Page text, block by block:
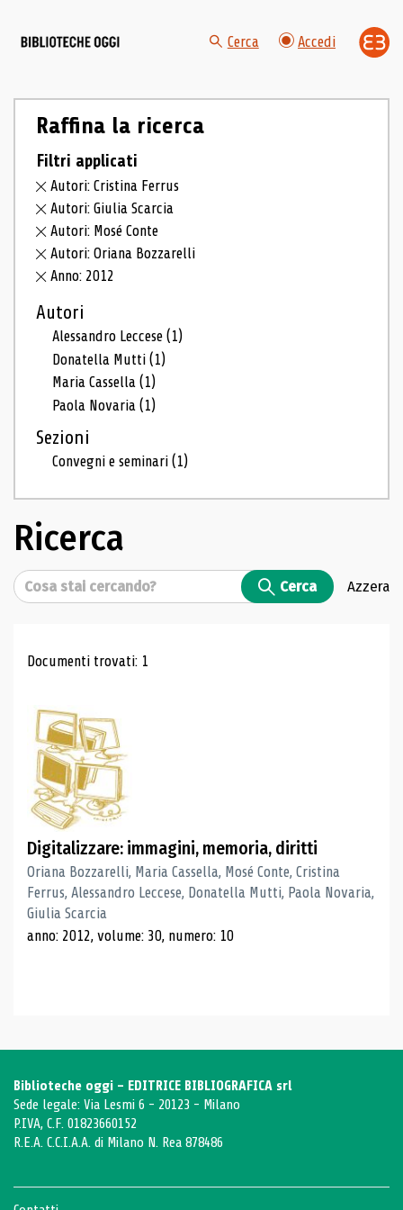
Cerca Accedi
Raffina la ricerca
Filtri applicati
Autori: Cristina Ferrus
Autori: Giulia Scarcia
Autori: Mosé Conte
Autori: Oriana Bozzarelli
Anno: 2012
Autori
Alessandro Leccese(1)
Donatella Mutti(1)
Maria Cassella(1)
Paola Novaria(1)
Sezioni
Convegni e seminari(1)
Ricerca
Cerca Cerca Azzera
Risultati di ricerca
Documenti trovati: 1
Digitalizzare: immagini, memoria, diritti
Oriana Bozzarelli, Maria Cassella, Mosé Conte, Cristina
Ferrus, Alessandro Leccese, Donatella Mutti, Paola Novaria,
Giulia Scarcia
anno: 2012, volume: 30, numero: 10
Biblioteche oggi - EDITRICE BIBLIOGRAFICA srl
Sede legale: Via Lesmi 6 - 20123 - Milano
P.IVA, C.F. 01823660152
R.E.A. C.C.I.A.A. di Milano N. Rea 878486